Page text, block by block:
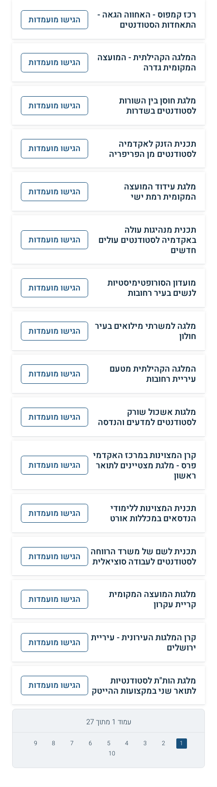
רכז קמפוס - האחווה הגאה -
התאחדות הסטודנטים
הגישו מועמדות
המלגה הקהילתית - המועצה
המקומית גדרה
הגישו מועמדות
מלגת חוסן בין השורות
לסטודנטים בשדרות
הגישו מועמדות
תכנית הזנק לאקדמיה
לסטודנטים מן הפריפריה
הגישו מועמדות
מלגת עידוד המועצה
המקומית רמת ישי
הגישו מועמדות
תכנית מנהיגות עולה
באקדמיה לסטודנטים עולים
חדשים
הגישו מועמדות
מועדון הסורופטימיסטיות
לנשים בעיר רחובות
הגישו מועמדות
מלגה למשרתי מילואים בעיר
חולון
הגישו מועמדות
המלגה הקהילתית מטעם
עיריית רחובות
הגישו מועמדות
מלגות אשכול שורק
לסטודנטים למדעים והנדסה
הגישו מועמדות
קרן המצוינות במרכז האקדמי
פרס - מלגת מצטיינים לתואר
ראשון
הגישו מועמדות
תכנית המצוינות ללימודי
הנדסאים במכללות אורט
הגישו מועמדות
תכנית לשם של משרד הרווחה
לסטודנטים לעבודה סוציאלית
הגישו מועמדות
מלגות המועצה המקומית
קריית עקרון
הגישו מועמדות
קרן המלגות העירונית - עיריית
ירושלים
הגישו מועמדות
מלגת הות"ת לסטודנטיות
לתואר שני במקצועות ההייטק
הגישו מועמדות
עמוד 1 מתוך 27
1
2
3
4
5
6
7
8
9
10